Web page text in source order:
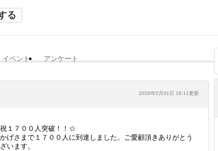
る
イベント アンケート
2026年5月31日 18:11更新
１７００人突破！！☆
げさまで１７００人に到達しました。ご愛顧頂きありがとう
います。